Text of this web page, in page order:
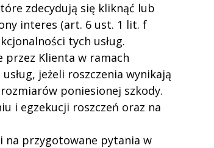
zdecydują się kliknąć lub
interes (art. 6 ust. 1 lit. f
tych usług.
przez Klienta w ramach
jeżeli roszczenia wynikają
poniesionej szkody.
i egzekucji roszczeń oraz na
na przygotowane pytania w